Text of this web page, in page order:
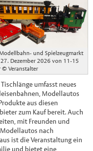
und Spielzeugmarkt
Dezember 2026 von 11-15
© Veranstalter
umfasst neues
Modellautos
aus diesen
zum Kauf bereit. Auch
mit Freunden und
nach
ist die Veranstaltung ein
und bietet eine